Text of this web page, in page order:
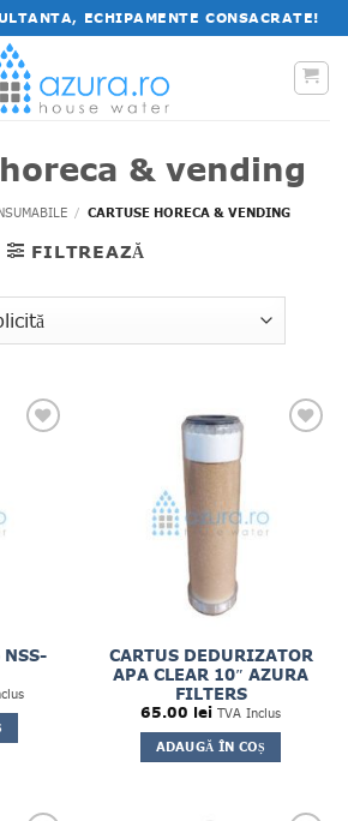
ECHIPAMENTE CONSACRATE!
& vending
/ CARTUSE HORECA & VENDING
FILTREAZĂ
CARTUS DEDURIZATOR
APA CLEAR 10″ AZURA
FILTERS
65.00 lei TVA Inclus
ADAUGĂ ÎN COȘ